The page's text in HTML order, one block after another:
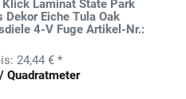
Klick Laminat State Park
Dekor Eiche Tula Oak
4-V Fuge Artikel-Nr.:
24,44 € *
Quadratmeter